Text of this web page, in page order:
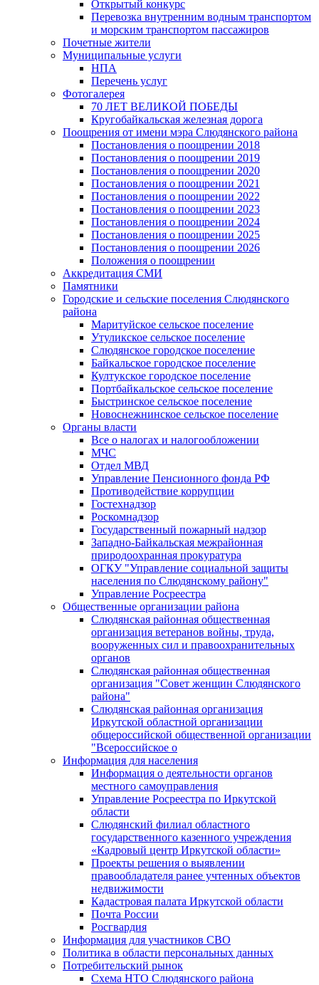
Открытый конкурс
Перевозка внутренним водным транспортом
и морским транспортом пассажиров
Почетные жители
Муниципальные услуги
НПА
Перечень услуг
Фотогалерея
70 ЛЕТ ВЕЛИКОЙ ПОБЕДЫ
Кругобайкальская железная дорога
Поощрения от имени мэра Слюдянского района
Постановления о поощрении 2018
Постановления о поощрении 2019
Постановления о поощрении 2020
Постановления о поощрении 2021
Постановления о поощрении 2022
Постановления о поощрении 2023
Постановления о поощрении 2024
Постановления о поощрении 2025
Постановления о поощрении 2026
Положения о поощрении
Аккредитация СМИ
Памятники
Городские и сельские поселения Слюдянского
района
Маритуйское сельское поселение
Утуликское сельское поселение
Слюдянское городское поселение
Байкальское городское поселение
Култукское городское поселение
Портбайкальское сельское поселение
Быстринское сельское поселение
Новоснежнинское сельское поселение
Органы власти
Все о налогах и налогообложении
МЧС
Отдел МВД
Управление Пенсионного фонда РФ
Противодействие коррупции
Гостехнадзор
Роскомнадзор
Государственный пожарный надзор
Западно-Байкальская межрайонная
природоохранная прокуратура
ОГКУ "Управление социальной защиты
населения по Слюдянскому району"
Управление Росреестра
Общественные организации района
Слюдянская районная общественная
организация ветеранов войны, труда,
вооруженных сил и правоохранительных
органов
Слюдянская районная общественная
организация "Совет женщин Слюдянского
района"
Слюдянская районная организация
Иркутской областной организации
общероссийской общественной организации
"Всероссийское о
Информация для населения
Информация о деятельности органов
местного самоуправления
Управление Росреестра по Иркутской
области
Слюдянский филиал областного
государственного казенного учреждения
«Кадровый центр Иркутской области»
Проекты решения о выявлении
правообладателя ранее учтенных объектов
недвижимости
Кадастровая палата Иркутской области
Почта России
Росгвардия
Информация для участников СВО
Политика в области персональных данных
Потребительский рынок
Схема НТО Слюдянского района